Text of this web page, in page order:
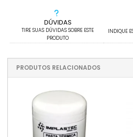
DÚVIDAS
TIRE SUAS DÚVIDAS SOBRE ESTE
PRODUTO
INDIQUE
PRODUTOS RELACIONADOS